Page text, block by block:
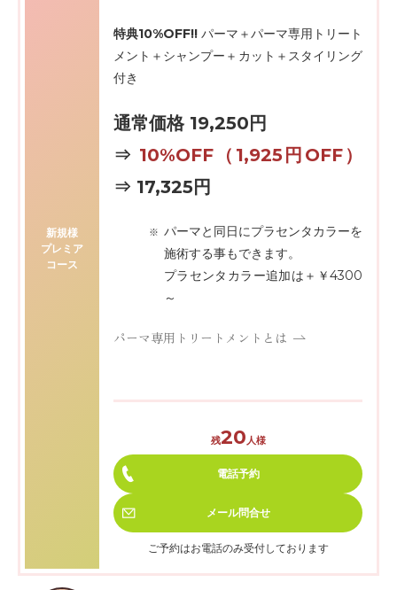
新規様
プレミア
コース
特典10%OFF!! パーマ＋パーマ専用トリート
メント＋シャンプー＋カット＋スタイリング
付き
通常価格 19,250円
⇒ 10%OFF（1,925円OFF）
⇒ 17,325円
パーマと同日にプラセンタカラーを
施術する事もできます。
プラセンタカラー追加は＋￥4300
～
パーマ専用トリートメントとは
残20人様
電話予約
メール問合せ
ご予約はお電話のみ受付しております